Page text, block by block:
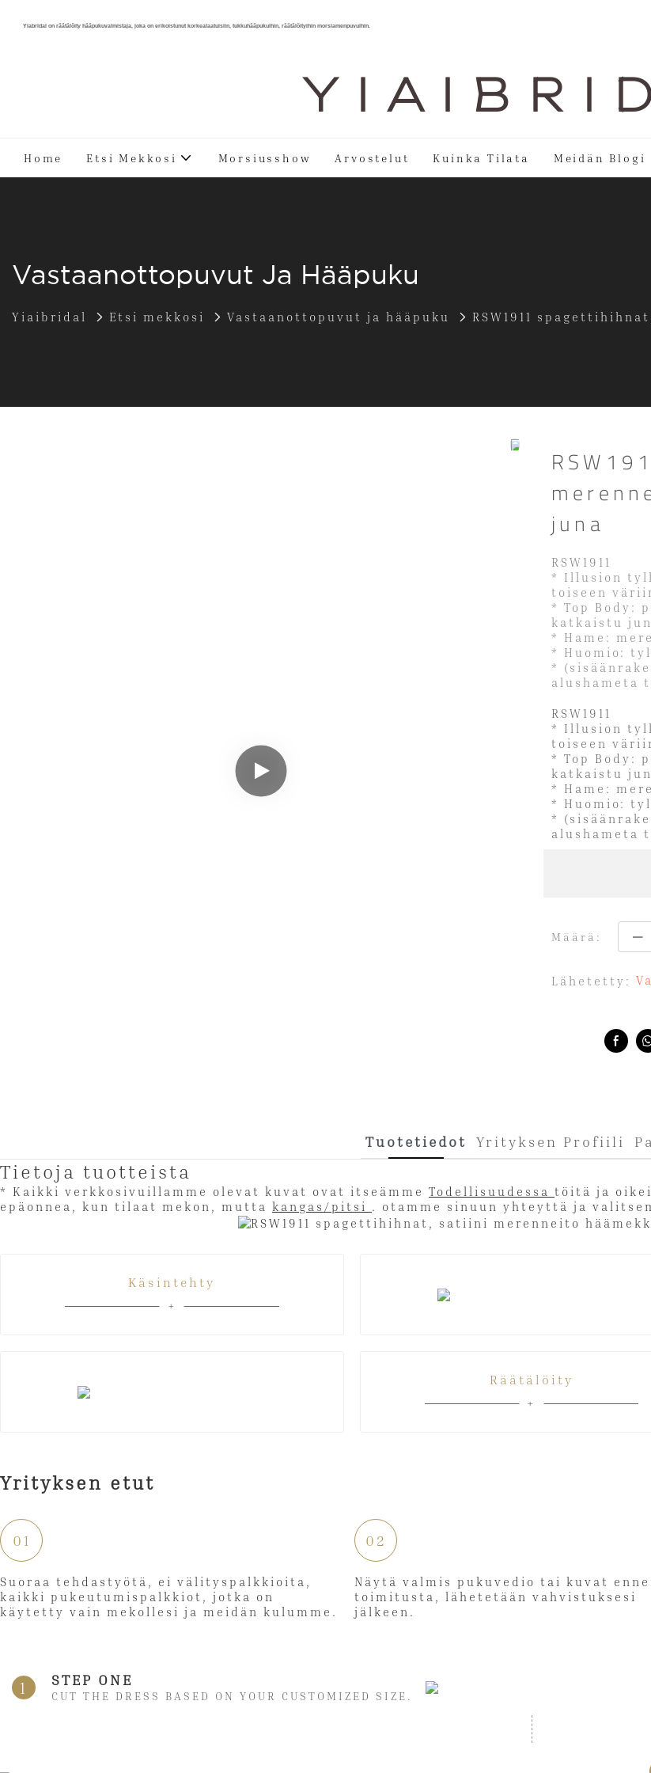
Yiabridal on räätälöity hääpukuvalmistaja, joka on erikoistunut korkealaatuisiin, tukkuhääpukuihin, räätälöityihin morsiamenpuvuihin.
Y I A I B R I
Home Etsi Mekkosi Morsiusshow Arvostelut Kuinka Tilata Meidän Blogi
Vastaanottopuvut Ja Hääpuku
Yiaibridal Etsi mekkosi Vastaanottopuvut ja hääpuku RSW1911
juna
RSW1911
* Illusion
toiseen
* Top Body:
katkaistu
* Hame:
* Huomio:
*
alushameta
RSW1911
* Illusion
toiseen
* Top Body:
katkaistu
* Hame:
* Huomio:
*
alushameta
Määrä:
Lähetetty:
Tuotetiedot Yrityksen Profiili
Tietoja tuotteista
* Kaikki verkkosivuillamme olevat kuvat ovat itseämme Todellisuudessa töitä ja
epäonnea, kun tilaat mekon, mutta kangas/pitsi . otamme sinuun yhteyttä ja
Käsintehty
Räätälöity
Yrityksen etut
01
Suoraa tehdastyötä, ei välityspalkkioita,
kaikki pukeutumispalkkiot, jotka on
käytetty vain mekollesi ja meidän kulumme.
02
Näytä valmis pukuvedio tai kuvat
toimitusta, lähetetään vahvistuksesi
jälkeen.
1 STEP ONE
CUT THE DRESS BASED ON YOUR CUSTOMIZED SIZE.